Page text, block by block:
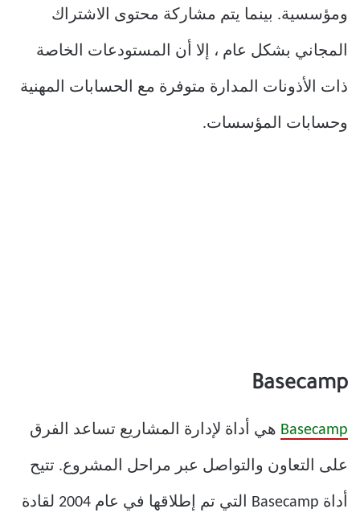
ومؤسسية. بينما يتم مشاركة محتوى الاشتراك
المجاني بشكل عام ، إلا أن المستودعات الخاصة
ذات الأذونات المدارة متوفرة مع الحسابات المهنية
وحسابات المؤسسات.
Basecamp
Basecamp هي أداة لإدارة المشاريع تساعد الفرق
على التعاون والتواصل عبر مراحل المشروع. تتيح
أداة Basecamp التي تم إطلاقها في عام 2004 لقادة